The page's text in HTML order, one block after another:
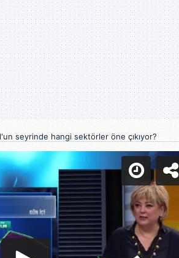
seyrinde hangi sektörler öne çıkıyor?